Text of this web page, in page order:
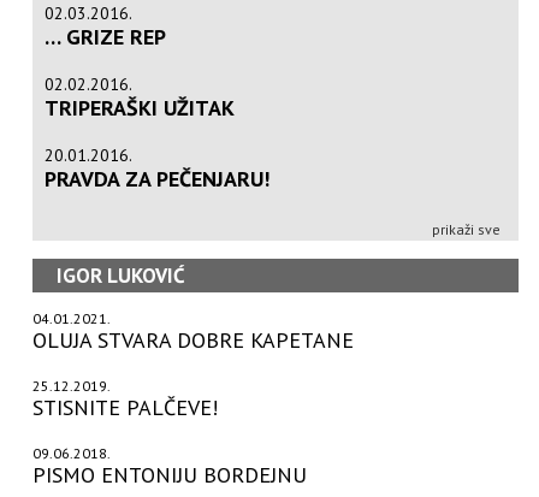
02.03.2016.
… GRIZE REP
02.02.2016.
TRIPERAŠKI UŽITAK
20.01.2016.
PRAVDA ZA PEČENJARU!
prikaži sve
IGOR LUKOVIĆ
04.01.2021.
OLUJA STVARA DOBRE KAPETANE
25.12.2019.
STISNITE PALČEVE!
09.06.2018.
PISMO ENTONIJU BORDEJNU